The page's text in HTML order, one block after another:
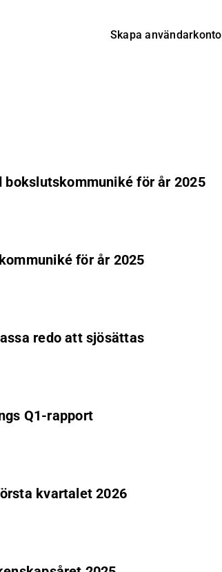
Skapa användarkonto
för år 2025
för år 2025
redo att sjösättas
Q1-rapport
kvartalet 2026